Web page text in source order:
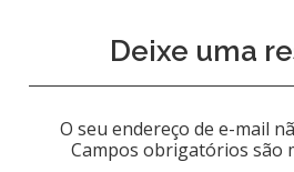
Deixe uma
O seu endereço de e-mail
Campos obrigatórios são